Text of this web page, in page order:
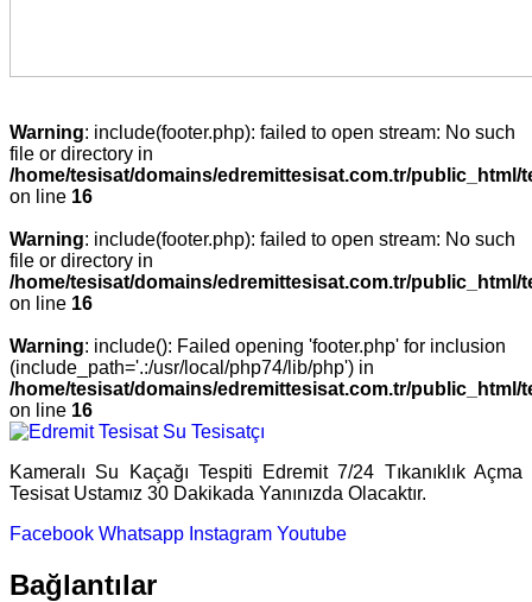
Warning: include(footer.php): failed to open stream: No such
file or directory in
/home/tesisat/domains/edremittesisat.com.tr/
on line 16
Warning: include(footer.php): failed to open stream: No such
file or directory in
/home/tesisat/domains/edremittesisat.com.tr/
on line 16
Warning: include(): Failed opening 'footer.php' for inclusion
(include_path='.:/usr/local/php74/lib/php') in
/home/tesisat/domains/edremittesisat.com.tr/
on line 16
Kameralı Su Kaçağı Tespiti Edremit 7/24 Tıkanıklık Açma
Tesisat Ustamız 30 Dakikada Yanınızda Olacaktır.
Facebook Whatsapp Instagram Youtube
Bağlantılar